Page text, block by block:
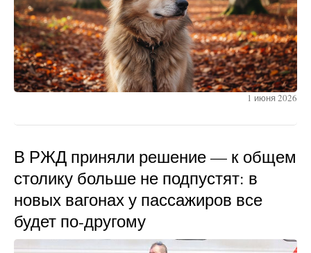
1 июня 2026
В РЖД приняли решение — к общем
столику больше не подпустят: в
новых вагонах у пассажиров все
будет по-другому